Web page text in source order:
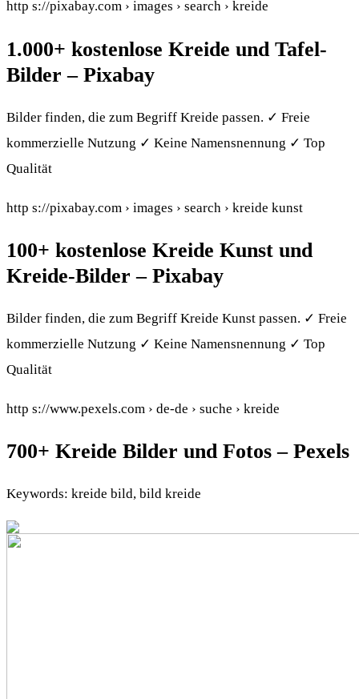
http s://pixabay.com › images › search › kreide
1.000+ kostenlose Kreide und Tafel-
Bilder – Pixabay
Bilder finden, die zum Begriff Kreide passen. ✓ Freie
kommerzielle Nutzung ✓ Keine Namensnennung ✓ Top
Qualität
http s://pixabay.com › images › search › kreide kunst
100+ kostenlose Kreide Kunst und
Kreide-Bilder – Pixabay
Bilder finden, die zum Begriff Kreide Kunst passen. ✓ Freie
kommerzielle Nutzung ✓ Keine Namensnennung ✓ Top
Qualität
http s://www.pexels.com › de-de › suche › kreide
700+ Kreide Bilder und Fotos – Pexels
Keywords: kreide bild, bild kreide